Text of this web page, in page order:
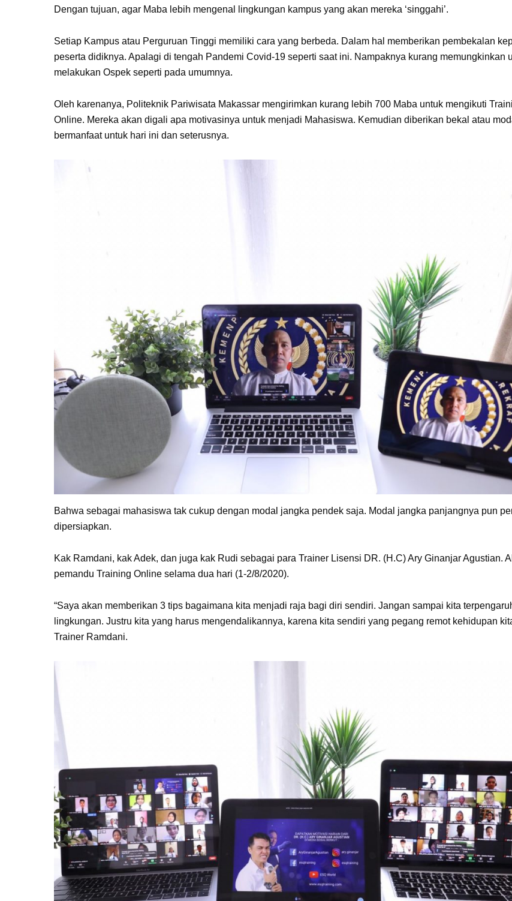
Dengan tujuan, agar Maba lebih mengenal lingkungan kampus yang akan mereka ‘singgahi’.
Setiap Kampus atau Perguruan Tinggi memiliki cara yang berbeda. Dalam hal memberikan pembekalan
peserta didiknya. Apalagi di tengah Pandemi Covid-19 seperti saat ini. Nampaknya kurang memungkinkan
melakukan Ospek seperti pada umumnya.
Oleh karenanya, Politeknik Pariwisata Makassar mengirimkan kurang lebih 700 Maba untuk mengikuti
Online. Mereka akan digali apa motivasinya untuk menjadi Mahasiswa. Kemudian diberikan bekal atau
bermanfaat untuk hari ini dan seterusnya.
Bahwa sebagai mahasiswa tak cukup dengan modal jangka pendek saja. Modal jangka panjangnya pun
dipersiapkan.
Kak Ramdani, kak Adek, dan juga kak Rudi sebagai para Trainer Lisensi DR. (H.C) Ary Ginanjar Agustian.
pemandu Training Online selama dua hari (1-2/8/2020).
“Saya akan memberikan 3 tips bagaimana kita menjadi raja bagi diri sendiri. Jangan sampai kita
lingkungan. Justru kita yang harus mengendalikannya, karena kita sendiri yang pegang remot kehidupan
Trainer Ramdani.